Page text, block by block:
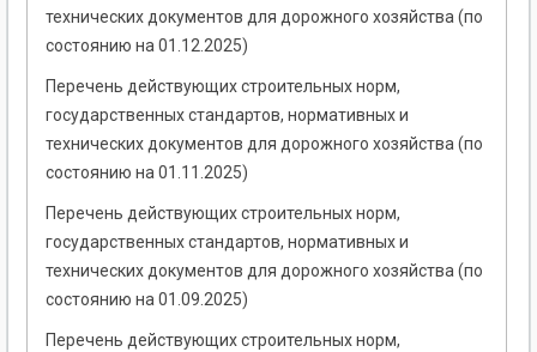
технических документов для дорожного хозяйства (по
состоянию на 01.12.2025)
Перечень действующих строительных норм,
государственных стандартов, нормативных и
технических документов для дорожного хозяйства (по
состоянию на 01.11.2025)
Перечень действующих строительных норм,
государственных стандартов, нормативных и
технических документов для дорожного хозяйства (по
состоянию на 01.09.2025)
Перечень действующих строительных норм,